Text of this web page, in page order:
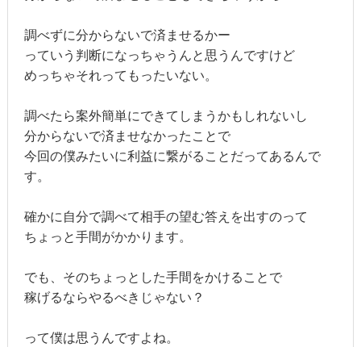
調べずに分からないで済ませるかー
っていう判断になっちゃうんと思うんですけど
めっちゃそれってもったいない。
調べたら案外簡単にできてしまうかもしれないし
分からないで済ませなかったことで
今回の僕みたいに利益に繋がることだってあるんで
す。
確かに自分で調べて相手の望む答えを出すのって
ちょっと手間がかかります。
でも、そのちょっとした手間をかけることで
稼げるならやるべきじゃない？
って僕は思うんですよね。